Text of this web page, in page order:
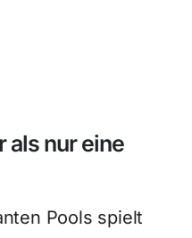
als nur eine
Pools spielt